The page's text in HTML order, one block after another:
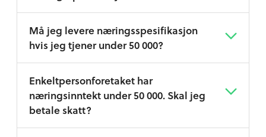
Må jeg levere næringsspesifikasjon
hvis jeg tjener under 50 000?
Enkeltpersonforetaket har
næringsinntekt under 50 000. Skal jeg
betale skatt?